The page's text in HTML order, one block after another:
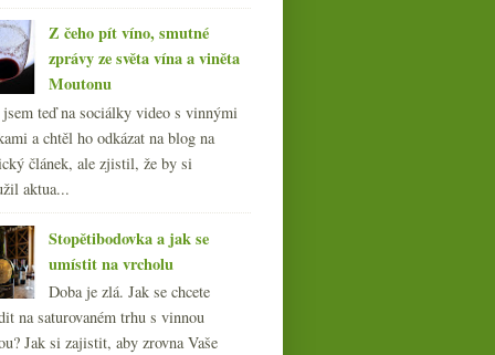
Z čeho pít víno, smutné
zprávy ze světa vína a viněta
Moutonu
teď na sociálky video s vinnými
a chtěl ho odkázat na blog na
článek, ale zjistil, že by si
aktua...
Stopětibodovka a jak se
umístit na vrcholu
Doba je zlá. Jak se chcete
na saturovaném trhu s vinnou
Jak si zajistit, aby zrovna Vaše